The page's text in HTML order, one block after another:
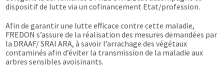
dispositif de lutte via un cofinancement Etat/profession.
Afin de garantir une lutte efficace contre cette maladie,
FREDON s’assure de la réalisation des mesures demandées par
la DRAAF/ SRAl ARA, à savoir l’arrachage des végétaux
contaminés afin d’éviter la transmission de la maladie aux
arbres sensibles avoisinants.